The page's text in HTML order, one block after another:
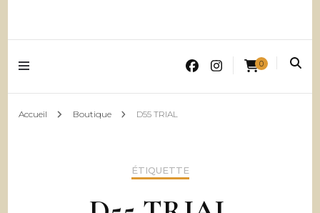
0
Accueil Boutique D55 TRIAL
ÉTIQUETTE